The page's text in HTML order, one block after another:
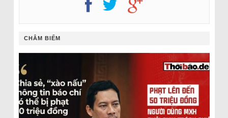
CHÂM BIẾM